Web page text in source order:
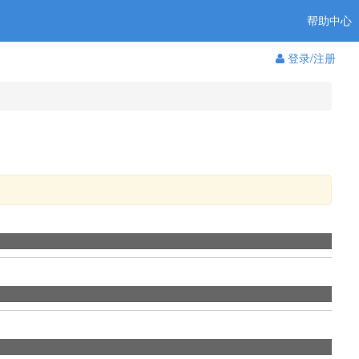
帮助中心
登录/注册